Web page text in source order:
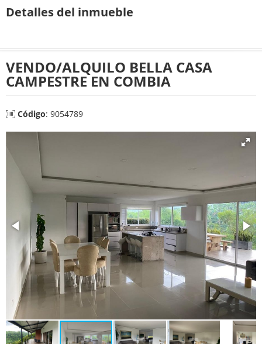
Detalles del inmueble
VENDO/ALQUILO BELLA CASA
CAMPESTRE EN COMBIA
Código: 9054789